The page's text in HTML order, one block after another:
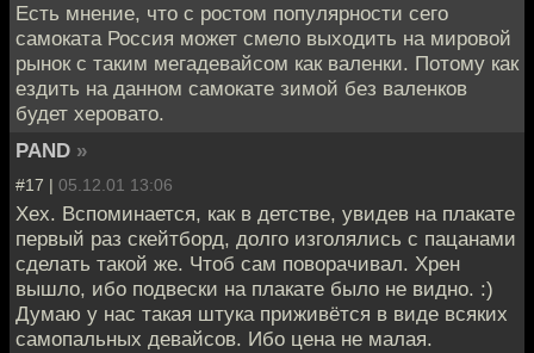
Есть мнение, что с ростом популярности сего
самоката Россия может смело выходить на мировой
рынок с таким мегадевайсом как валенки. Потому как
ездить на данном самокате зимой без валенков
будет херовато.
PAND »
#17 | 05.12.01 13:06
Хех. Вспоминается, как в детстве, увидев на плакате
первый раз скейтборд, долго изголялись с пацанами
сделать такой же. Чтоб сам поворачивал. Хрен
вышло, ибо подвески на плакате было не видно. :)
Думаю у нас такая штука приживётся в виде всяких
самопальных девайсов. Ибо цена не малая.